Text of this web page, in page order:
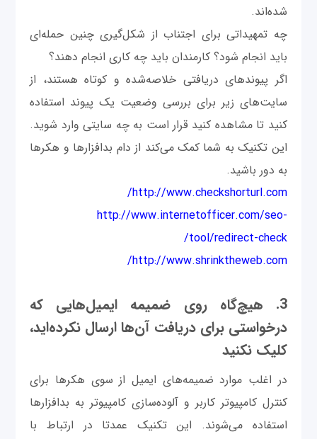
شده‌اند.
چه تمهیداتی برای اجتناب از شکل‌گیری چنین حمله‌ای
باید انجام شود؟ کارمندان باید چه کاری انجام دهند؟
اگر پیوندهای دریافتی خلاصه‌شده و کوتاه هستند، از
سایت‌های زیر برای بررسی وضعیت یک پیوند استفاده
کنید تا مشاهده کنید قرار است به چه سایتی وارد شوید.
این تکنیک به شما کمک می‌کند از دام بدافزارها و هکرها
به دور باشید.
http://www.checkshorturl.com/
http://www.internetofficer.com/seo-
tool/redirect-check/
http://www.shrinktheweb.com/
3. هیچ‌گاه روی ضمیمه ایمیل‌هایی که
درخواستی برای دریافت آن‌‌ها ارسال نکرده‌اید،
کلیک نکنید
در اغلب موارد ضمیمه‌های ایمیل از سوی هکرها برای
کنترل کامپیوتر کاربر و آلوده‌سازی کامپیوتر به بدافزارها
استفاده می‌شوند. این تکنیک عمدتا در ارتباط با